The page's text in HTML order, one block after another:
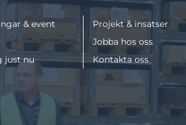
& event
just nu
Projekt & insatser
Jobba hos oss
Kontakta oss